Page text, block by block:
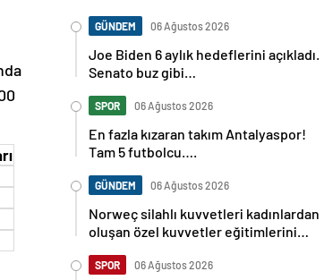
GÜNDEM 06 Ağustos 2026
Joe Biden 6 aylık hedeflerini açıkladı.
Senato buz gibi…
SPOR 06 Ağustos 2026
En fazla kızaran takım Antalyaspor!
Tam 5 futbolcu….
GÜNDEM 06 Ağustos 2026
Norweç silahlı kuvvetleri kadınlardan
oluşan özel kuvvetler eğitimlerini
SPOR 06 Ağustos 2026